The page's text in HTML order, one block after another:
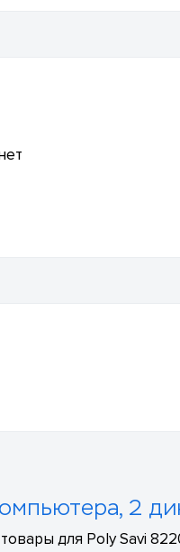
2
для Poly Savi